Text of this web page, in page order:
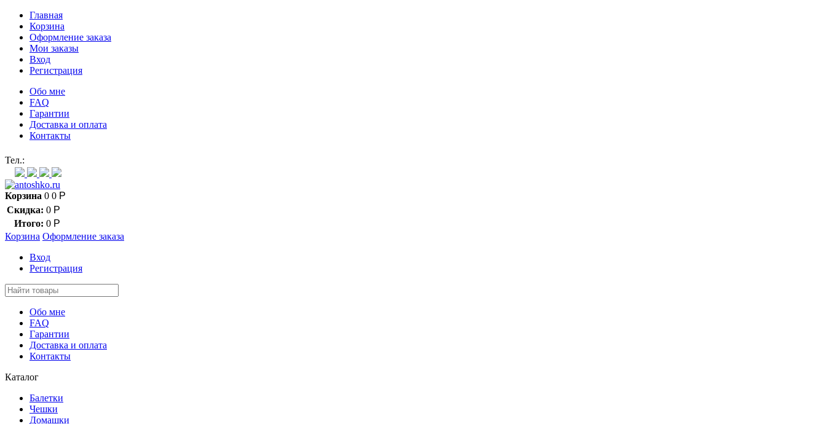
Главная
Корзина
Оформление заказа
Мои заказы
Вход
Регистрация
Обо мне
FAQ
Гарантии
Доставка и оплата
Контакты
Тел.:
Корзина 0 0 Р
Скидка: 0 Р
Итого: 0 Р
Корзина Оформление заказа
Вход
Регистрация
Обо мне
FAQ
Гарантии
Доставка и оплата
Контакты
Каталог
Балетки
Чешки
Домашки